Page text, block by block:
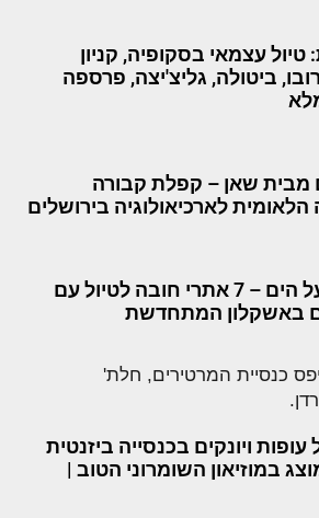
טיול עצמאי בסקופיה, קניון
ביטולה, גליצ'יצה, פרספה
שאן – קפלת קבורה
הלאומית לארכיאולוגיה בירושלים
אשקלון עיר יפה על הים – 7 אתרי חובה לטיול עם
באשקלון המתחדשת
ויונקים בכנסייה ביזנטית
במוזיאון השומרוני הטוב |